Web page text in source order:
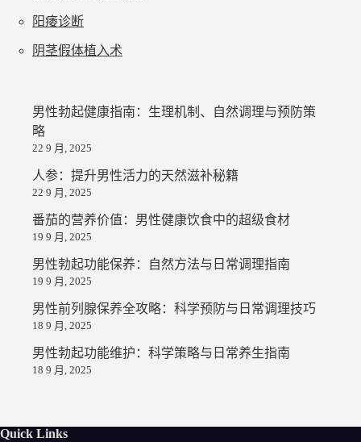
阳痿诊断
阴茎假体植入术
男性勃起健康指南：生理机制、自然调理与预防策
略
22 9 月, 2025
人参：提升男性活力的天然滋补秘籍
22 9 月, 2025
番茄的营养价值：男性健康饮食中的超级食材
19 9 月, 2025
男性勃起功能保养：自然方法与日常调理指南
19 9 月, 2025
男性前列腺保养全攻略：科学预防与日常调理技巧
18 9 月, 2025
男性勃起功能维护：科学策略与日常养生指南
18 9 月, 2025
Quick Links